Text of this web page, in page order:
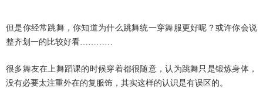
但是你经常跳舞，你知道为什么跳舞统一穿舞服更好呢？或许你会说
整齐划一的比较好看…………
很多舞友在上舞蹈课的时候穿着都很随意，认为跳舞只是锻炼身体，
没有必要太注重外在的复服饰，其实这样的认识是有误区的。